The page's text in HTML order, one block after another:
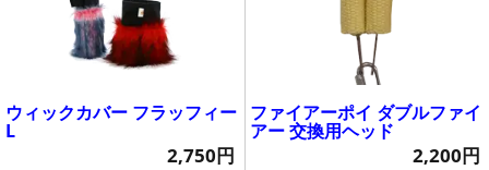
ウィックカバー フラッフィー
L
2,750円
ファイアーポイ ダブルファイ
アー 交換用ヘッド
2,200円